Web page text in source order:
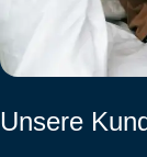
Unsere